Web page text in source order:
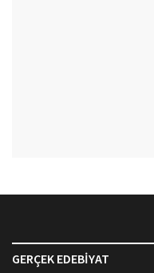
GERÇEK EDEBİYAT